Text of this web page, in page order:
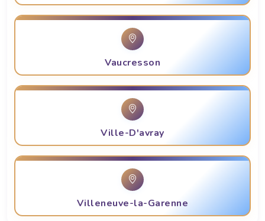
Vaucresson
Ville-D'avray
Villeneuve-la-Garenne